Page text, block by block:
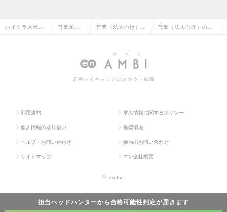
担当ヘッドハンターから合格可能性判定が届きます
ハイクラス求人 営業系の 営業（法人向け）の 営業（法人向け）の求
若手ハイキャリアのスカウト転職
利用規約 求人情報に関するポリシー
個人情報の取り扱い 推奨環境
ヘルプ・お問い合わせ 参画のお問い合わせ
サイトマップ エン会社概要
© en Inc.